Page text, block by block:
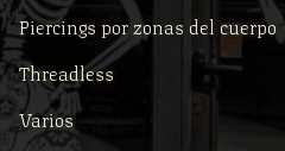
Piercings por zonas del cuerpo
Threadless
Varios